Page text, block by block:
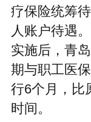
疗保险统筹
人账户待遇
实施后，青
期与职工医
行6个月，比
时间。